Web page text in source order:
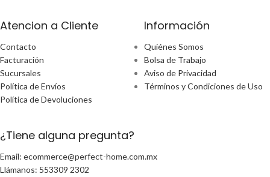
Atencion a Cliente
Contacto
Facturación
Sucursales
Política de Envíos
Política de Devoluciones
Información
Quiénes Somos
Bolsa de Trabajo
Aviso de Privacidad
Términos y Condiciones de Uso
¿Tiene alguna pregunta?
Email: ecommerce@perfect-home.com.mx
Llámanos: 553309 2302